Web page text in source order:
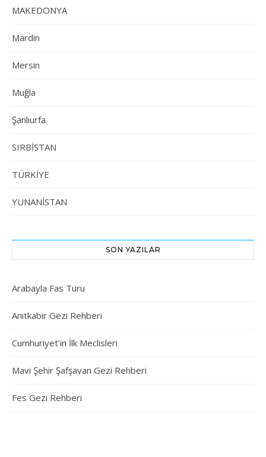
MAKEDONYA
Mardin
Mersin
Muğla
Şanlıurfa
SIRBİSTAN
TÜRKİYE
YUNANİSTAN
SON YAZILAR
Arabayla Fas Turu
Anıtkabir Gezi Rehberi
Cumhuriyet’in İlk Meclisleri
Mavi Şehir Şafşavan Gezi Rehberi
Fes Gezi Rehberi